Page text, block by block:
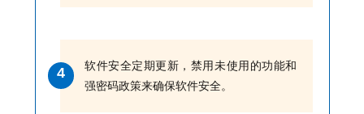
4
软件安全定期更新，禁用未使用的功能和
强密码政策来确保软件安全。